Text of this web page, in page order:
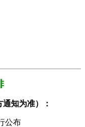
知为准）：
公布